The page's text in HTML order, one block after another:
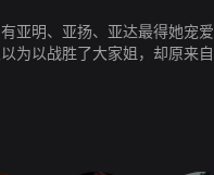
亚明、亚扬、亚达最得她
为以战胜了大家姐，却原来